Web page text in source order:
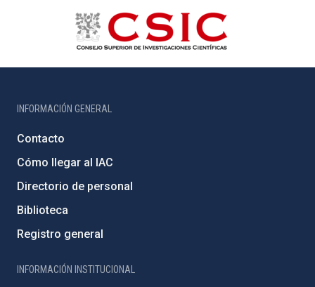
INFORMACIÓN GENERAL
Contacto
Cómo llegar al IAC
Directorio de personal
Biblioteca
Registro general
INFORMACIÓN INSTITUCIONAL